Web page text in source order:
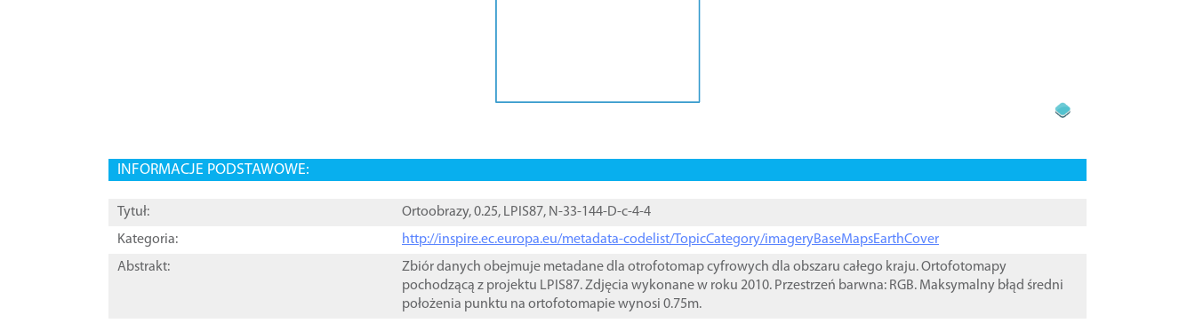
INFORMACJE PODSTAWOWE:
Tytuł:
Ortoobrazy, 0.25, LPIS87, N-33-144-D-c-4-4
Kategoria:
http://inspire.ec.europa.eu/metadata-codelist/TopicCategory/imageryBaseMapsEarthCover
Abstrakt:
Zbiór danych obejmuje metadane dla otrofotomap cyfrowych dla obszaru całego kraju. Ortofotomapy
pochodzącą z projektu LPIS87. Zdjęcia wykonane w roku 2010. Przestrzeń barwna: RGB. Maksymalny błąd średni
położenia punktu na ortofotomapie wynosi 0.75m.